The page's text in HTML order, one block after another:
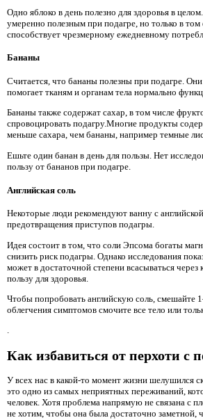
Одно яблоко в день полезно для здоровья в
умеренно полезным при подагре, но только в том
способствует чрезмерному ежедневному
Бананы
Считается, что бананы полезны при подагре.
помогает тканям и органам тела нормально
Бананы также содержат сахар, в том числе
спровоцировать подагру.Многие продукты
меньше сахара, чем бананы, например темные
Ешьте один банан в день для пользы. Нет
пользу от бананов при подагре.
Английская соль
Некоторые люди рекомендуют ванну с
предотвращения приступов подагры.
Идея состоит в том, что соли Эпсома богаты
снизить риск подагры. Однако исследования
может в достаточной степени всасываться
пользу для здоровья.
Чтобы попробовать английскую соль, смешайте
облегчения симптомов смочите все тело или
.
Как избавиться от перхоти с
У всех нас в какой-то момент жизни шелушился
это одно из самых неприятных переживаний,
человек. Хотя проблема напрямую не связана с
не хотим, чтобы она была достаточно заметной,